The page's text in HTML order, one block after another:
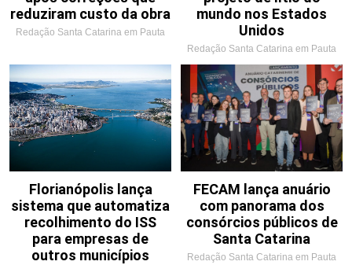
reduziram custo da obra
Redação Santa Catarina em Pauta
mundo nos Estados
Unidos
Redação Santa Catarina em Pauta
Florianópolis lança
sistema que automatiza
recolhimento do ISS
para empresas de
outros municípios
FECAM lança anuário
com panorama dos
consórcios públicos de
Santa Catarina
Redação Santa Catarina em Pauta